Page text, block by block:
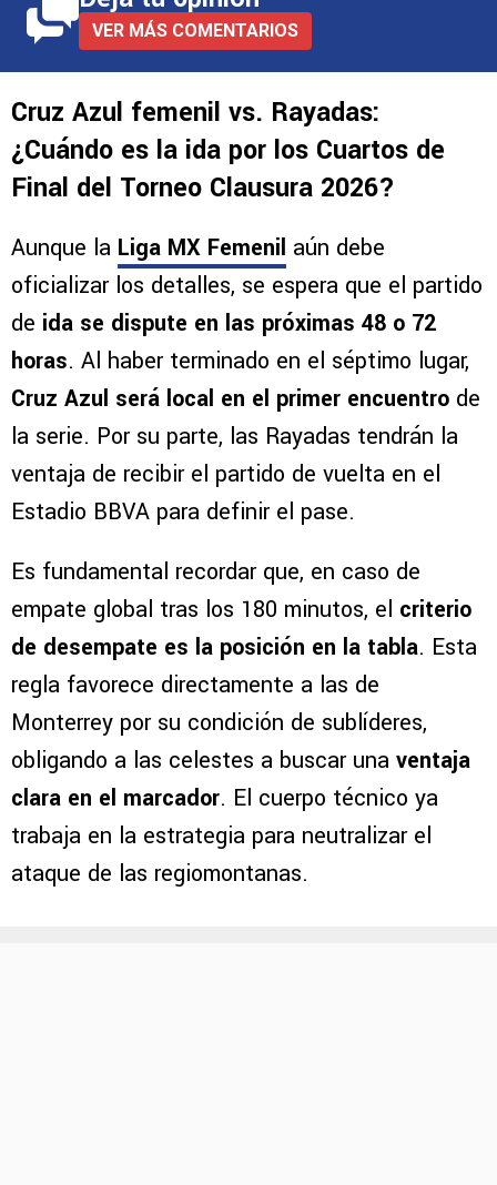
VER MÁS COMENTARIOS
Cruz Azul femenil vs. Rayadas:
¿Cuándo es la ida por los Cuartos de
Final del Torneo Clausura 2026?
Aunque la Liga MX Femenil aún debe
oficializar los detalles, se espera que el partido
de ida se dispute en las próximas 48 o 72
horas. Al haber terminado en el séptimo lugar,
Cruz Azul será local en el primer encuentro de
la serie. Por su parte, las Rayadas tendrán la
ventaja de recibir el partido de vuelta en el
Estadio BBVA para definir el pase.
Es fundamental recordar que, en caso de
empate global tras los 180 minutos, el criterio
de desempate es la posición en la tabla. Esta
regla favorece directamente a las de
Monterrey por su condición de sublíderes,
obligando a las celestes a buscar una ventaja
clara en el marcador. El cuerpo técnico ya
trabaja en la estrategia para neutralizar el
ataque de las regiomontanas.